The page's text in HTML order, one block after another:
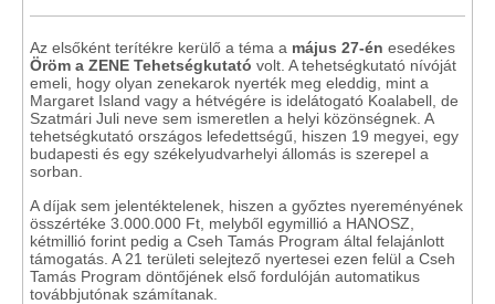
Az elsőként terítékre kerülő a téma a május 27-én esedékes
Öröm a ZENE Tehetségkutató volt. A tehetségkutató nívóját
emeli, hogy olyan zenekarok nyerték meg eleddig, mint a
Margaret Island vagy a hétvégére is idelátogató Koalabell, de
Szatmári Juli neve sem ismeretlen a helyi közönségnek. A
tehetségkutató országos lefedettségű, hiszen 19 megyei, egy
budapesti és egy székelyudvarhelyi állomás is szerepel a
sorban.
A díjak sem jelentéktelenek, hiszen a győztes nyereményének
összértéke 3.000.000 Ft, melyből egymillió a HANOSZ,
kétmillió forint pedig a Cseh Tamás Program által felajánlott
támogatás. A 21 területi selejtező nyertesei ezen felül a Cseh
Tamás Program döntőjének első fordulóján automatikus
továbbjutónak számítanak.